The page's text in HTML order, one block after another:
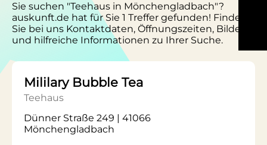
Sie suchen "Teehaus in Mönchengladbach"?
auskunft.de hat für Sie 1 Treffer gefunden! Finden
Sie bei uns Kontaktdaten, Öffnungszeiten, Bilder
und hilfreiche Informationen zu Ihrer Suche.
Mililary Bubble Tea
Teehaus
Dünner Straße 249 | 41066
Mönchengladbach